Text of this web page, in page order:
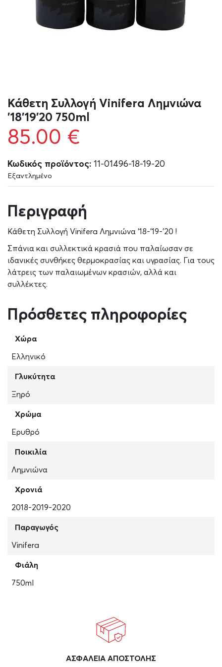
Κάθετη Συλλογή Vinifera Λημνιώνα
’18’19’20 750ml
85.00 €
Κωδικός προϊόντος: 11-01496-18-19-20
Εξαντλημένο
Περιγραφή
Κάθετη Συλλογή Vinifera Λημνιώνα ’18-’19-’20 !
Σπάνια και συλλεκτικά κρασιά που παλαίωσαν σε
ιδανικές συνθήκες θερμοκρασίας και υγρασίας. Για τους
λάτρεις των παλαιωμένων κρασιών, αλλά και
συλλέκτες.
Πρόσθετες πληροφορίες
Χώρα
Ελληνικό
Γλυκύτητα
Ξηρό
Χρώμα
Ερυθρό
Ποικιλία
Λημνιώνα
Χρονιά
2018-2019-2020
Παραγωγός
Vinifera
Φιάλη
750ml
ΑΣΦAΛΕΙΑ ΑΠΟΣΤΟΛΗΣ